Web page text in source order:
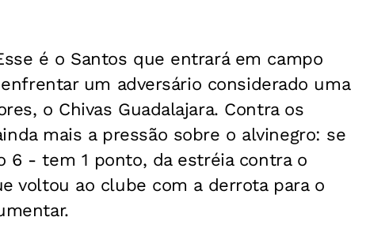
é o Santos que entrará em campo
um adversário considerado uma
o Chivas Guadalajara. Contra os
mais a pressão sobre o alvinegro: se
6 - tem 1 ponto, da estréia contra o
voltou ao clube com a derrota para o